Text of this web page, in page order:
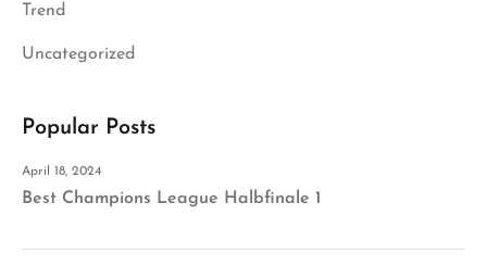
Trend
Uncategorized
Popular Posts
April 18, 2024
Best Champions League Halbfinale 1